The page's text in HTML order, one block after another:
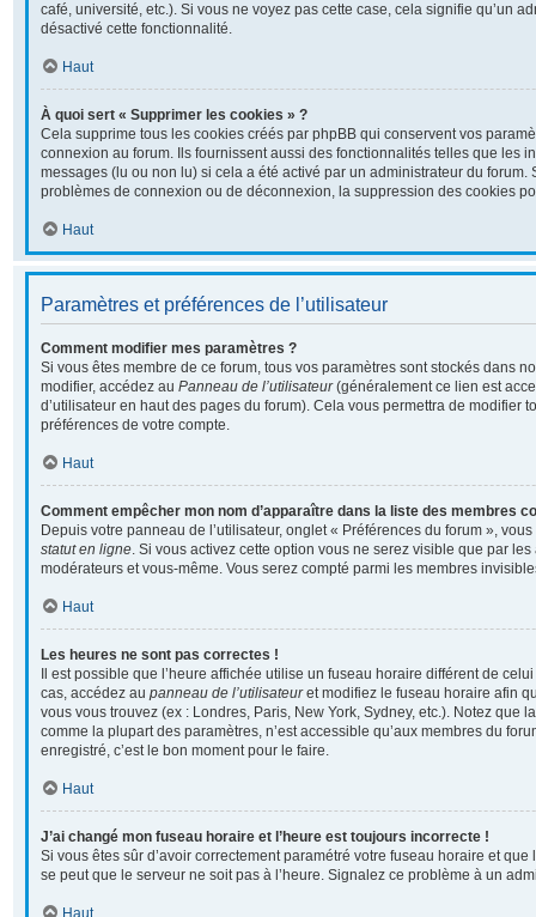
café, université, etc.). Si vous ne voyez pas cette case, cela signifie qu’un
désactivé cette fonctionnalité.
Haut
À quoi sert « Supprimer les cookies » ?
Cela supprime tous les cookies créés par phpBB qui conservent vos
connexion au forum. Ils fournissent aussi des fonctionnalités telles que les
messages (lu ou non lu) si cela a été activé par un administrateur du forum.
problèmes de connexion ou de déconnexion, la suppression des cookies
Haut
Paramètres et préférences de l’utilisateur
Comment modifier mes paramètres ?
Si vous êtes membre de ce forum, tous vos paramètres sont stockés dans
modifier, accédez au Panneau de l’utilisateur(généralement ce lien est
d’utilisateur en haut des pages du forum). Cela vous permettra de modifier
préférences de votre compte.
Haut
Comment empêcher mon nom d’apparaître dans la liste des membres
Depuis votre panneau de l’utilisateur, onglet « Préférences du forum »,
statut en ligne. Si vous activez cette option vous ne serez visible que par
modérateurs et vous-même. Vous serez compté parmi les membres
Haut
Les heures ne sont pas correctes !
Il est possible que l’heure affichée utilise un fuseau horaire différent de
cas, accédez au panneau de l’utilisateuret modifiez le fuseau horaire afin
vous vous trouvez (ex : Londres, Paris, New York, Sydney, etc.). Notez que
comme la plupart des paramètres, n’est accessible qu’aux membres du
enregistré, c’est le bon moment pour le faire.
Haut
J’ai changé mon fuseau horaire et l’heure est toujours incorrecte !
Si vous êtes sûr d’avoir correctement paramétré votre fuseau horaire et que
se peut que le serveur ne soit pas à l’heure. Signalez ce problème à un
Haut